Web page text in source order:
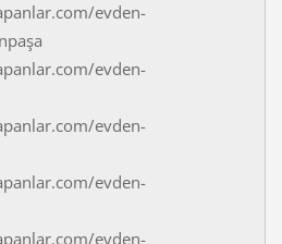
evden-
evden-
evden-
evden-
evden-